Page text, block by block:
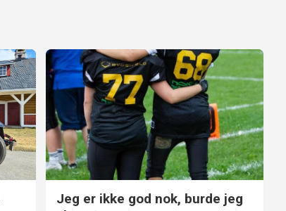
Jeg er ikke god nok, burde jeg